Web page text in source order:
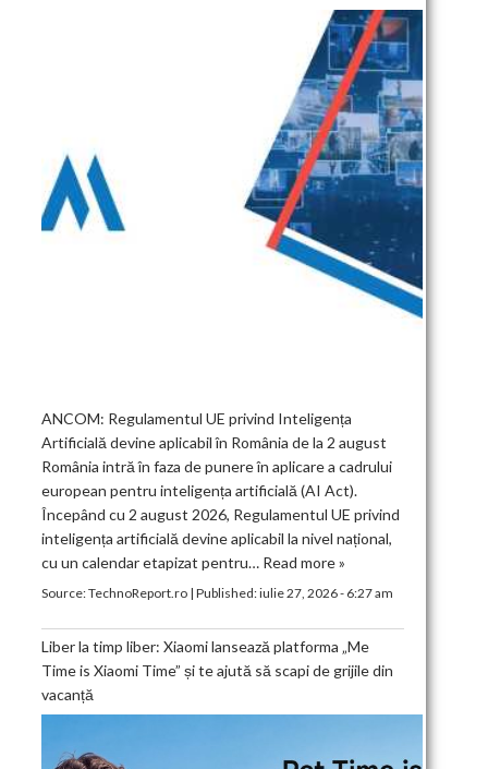
ANCOM: Regulamentul UE privind Inteligența
Artificială devine aplicabil în România de la 2 august
România intră în faza de punere în aplicare a cadrului
european pentru inteligența artificială (AI Act).
Începând cu 2 august 2026, Regulamentul UE privind
inteligența artificială devine aplicabil la nivel național,
cu un calendar etapizat pentru… Read more »
Source:TechnoReport.ro| Published:iulie 27, 2026 - 6:27 am
Liber la timp liber: Xiaomi lansează platforma „Me
Time is Xiaomi Time” și te ajută să scapi de grijile din
vacanță